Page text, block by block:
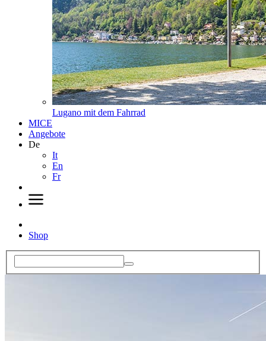
Lugano mit dem Fahrrad
MICE
Angebote
De
It
En
Fr
Shop